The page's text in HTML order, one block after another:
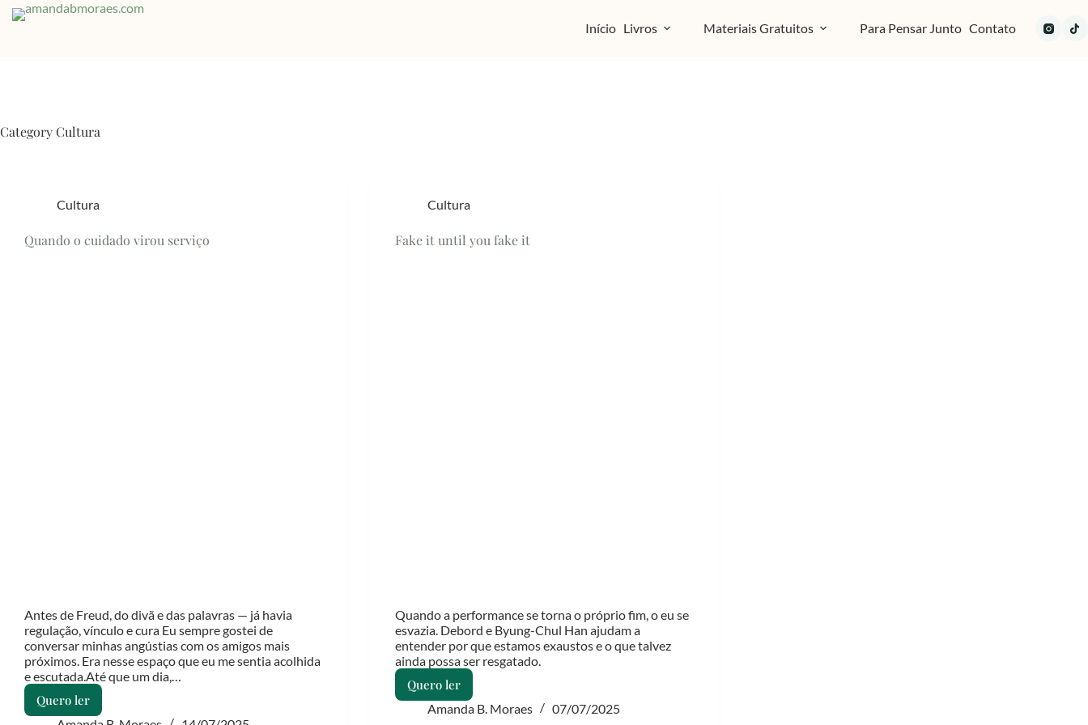
Skip
Início Livros Materiais Gratuitos Para Pensar Junto Contato
CategoryCultura
Cultura
Quando o cuidado virou serviço
Antes de Freud, do divã e das palavras — já havia
regulação, vínculo e cura Eu sempre gostei de
conversar minhas angústias com os amigos mais
próximos. Era nesse espaço que eu me sentia acolhida
e escutada.Até que um dia,…
Quero ler
Quando
Cultura
Fake it until you fake it
Quando a performance se torna o próprio fim, o eu se
esvazia. Debord e Byung-Chul Han ajudam a
entender por que estamos exaustos e o que talvez
ainda possa ser resgatado.
Quero ler
Fake
it
Amanda B. Moraes 07/07/2025